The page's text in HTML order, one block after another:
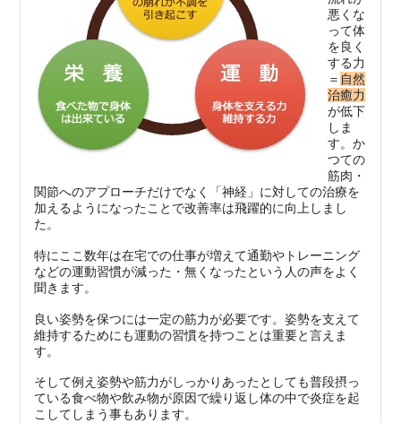
悪くな
って体
を良く
する力
＝ 自然
治癒力
が低下
しま
す。か
つての
筋肉・
関節へのアプローチだけでなく「神経」に対しての治療を
加えるようになったことで改善率は飛躍的に向上しまし
た。
特にここ数年は在宅での仕事が増えて通勤やトレーニング
などの運動習慣が減った・無くなったという人の声をよく
聞きます。
良い姿勢を保つには一定の筋力が必要です。姿勢を支えて
維持するためにも運動の習慣を持つことは重要と言えま
す。
そして例え姿勢や筋力がしっかりあったとしても普段摂っ
ている食べ物や飲み物が原因で繰り返し体の中で炎症を起
こしてしまう事もあります。